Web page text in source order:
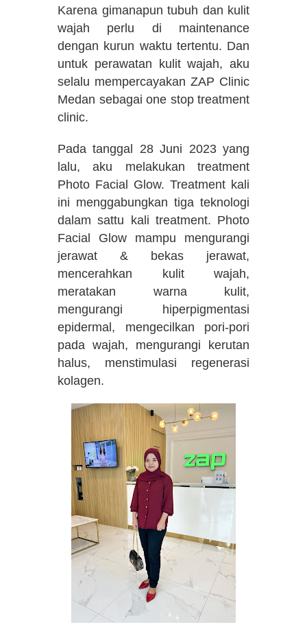
Karena gimanapun tubuh dan kulit
wajah perlu di maintenance
dengan kurun waktu tertentu. Dan
untuk perawatan kulit wajah, aku
selalu mempercayakan ZAP Clinic
Medan sebagai one stop treatment
clinic.
Pada tanggal 28 Juni 2023 yang
lalu, aku melakukan treatment
Photo Facial Glow. Treatment kali
ini menggabungkan tiga teknologi
dalam sattu kali treatment. Photo
Facial Glow mampu mengurangi
jerawat & bekas jerawat,
mencerahkan kulit wajah,
meratakan warna kulit,
mengurangi hiperpigmentasi
epidermal, mengecilkan pori-pori
pada wajah, mengurangi kerutan
halus, menstimulasi regenerasi
kolagen.